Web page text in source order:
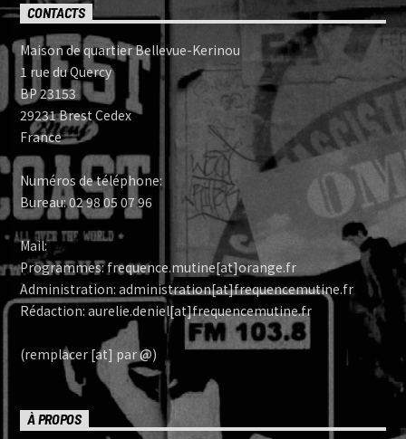
CONTACTS
Maison de quartier Bellevue-Kerinou
1 rue du Quercy
BP 23153
29231 Brest Cedex
France
Numéros de téléphone:
Bureau: 02 98 05 07 96
Mail:
Programmes: frequence.mutine[at]orange.fr
Administration: administration[at]frequencemutine.fr
Rédaction: aurelie.deniel[at]frequencemutine.fr
(remplacer [at] par @)
À PROPOS